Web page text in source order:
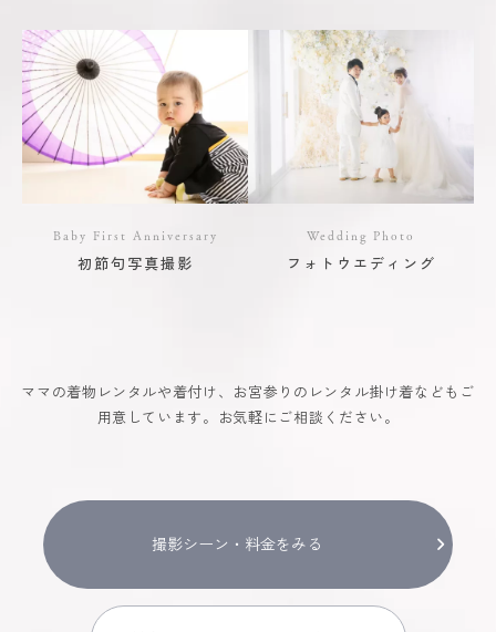
Baby First Anniversary
初節句写真撮影
Wedding Photo
フォトウエディング
ママの着物レンタルや着付け、お宮参りのレンタル掛け着などもご
用意しています。お気軽にご相談ください。
撮影シーン・料金をみる